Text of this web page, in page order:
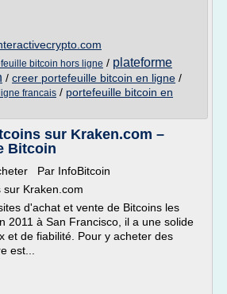
bitcoin hors ligne / plateforme
/ creer portefeuille bitcoin en ligne /
francais / portefeuille bitcoin en
sur Kraken.com –
Bitcoin
Par InfoBitcoin
sur Kraken.com
d'achat et vente de Bitcoins les
2011 à San Francisco, il a une solide
et de fiabilité. Pour y acheter des
est...